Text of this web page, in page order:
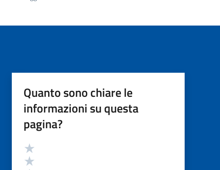
Quanto sono chiare le
informazioni su questa
pagina?
Valutazione